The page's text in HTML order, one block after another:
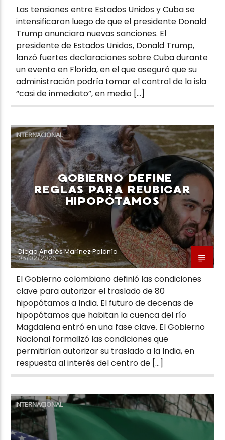
Las tensiones entre Estados Unidos y Cuba se
intensificaron luego de que el presidente Donald
Trump anunciara nuevas sanciones. El
presidente de Estados Unidos, Donald Trump,
lanzó fuertes declaraciones sobre Cuba durante
un evento en Florida, en el que aseguró que su
administración podría tomar el control de la isla
“casi de inmediato”, en medio […]
INTERNACIONAL
GOBIERNO DEFINE
REGLAS PARA REUBICAR
HIPOPÓTAMOS
Diego Andrés Marínez Polanía
05/02/2026
El Gobierno colombiano definió las condiciones
clave para autorizar el traslado de 80
hipopótamos a India. El futuro de decenas de
hipopótamos que habitan la cuenca del río
Magdalena entró en una fase clave. El Gobierno
Nacional formalizó las condiciones que
permitirían autorizar su traslado a la India, en
respuesta al interés del centro de […]
INTERNACIONAL